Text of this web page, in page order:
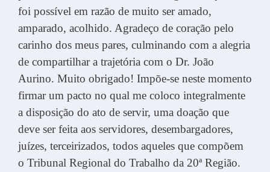
foi possível em razão de muito ser amado,
amparado, acolhido. Agradeço de coração pelo
carinho dos meus pares, culminando com a alegria
de compartilhar a trajetória com o Dr. João
Aurino. Muito obrigado! Impõe-se neste momento
firmar um pacto no qual me coloco integralmente
a disposição do ato de servir, uma doação que
deve ser feita aos servidores, desembargadores,
juízes, terceirizados, todos aqueles que compõem
o Tribunal Regional do Trabalho da 20ª Região.